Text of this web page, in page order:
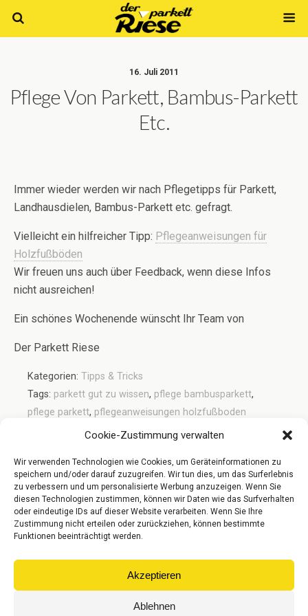
Cookie-Zustimmung verwalten
Wir verwenden Technologien wie Cookies, um Geräteinformationen zu
speichern und/oder darauf zuzugreifen. Wir tun dies, um das Surferlebnis
zu verbessern und um personalisierte Werbung anzuzeigen. Wenn Sie
diesen Technologien zustimmen, können wir Daten wie das Surfverhalten
oder eindeutige IDs auf dieser Website verarbeiten. Wenn Sie Ihre
Zustimmung nicht erteilen oder zurückziehen, können bestimmte
Funktionen beeinträchtigt werden.
Akzeptieren
Ablehnen
16. Juli 2011
Pflege Von Parkett, Bambus-Parkett
Etc.
Immer wieder werden wir nach Pflegetipps für Parkett,
Landhausdielen, Bambus-Parkett etc. gefragt.
Vielleicht ein hilfreicher Tipp: Pflegeanweisungen für
Holzfußböden
Wir freuen uns auch über Feedback, wenn diese Infos
nicht ausreichen!
Ein schönes Wochenende wünscht Ihr Team von
Der Parkett Riese
Kategorien: Tipps & Tricks
Tags: parkett gut zu wissen, pflege bambusparkett,
pflege parkett, pflegeanweisungen holzfußboden
Vorheriger Beitrag
Sommer-Rabattwoche -
Nur Noch 2 Tage
Nächster Beitrag
Holz Auf Terassen - Pflege
Mobil Desktop